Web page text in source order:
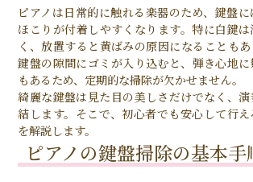
ピアノは日常的に触れる楽器のため、鍵盤に
ほこりが付着しやすくなります。特に白鍵
く、放置すると黄ばみの原因になることもあ
鍵盤の隙間にゴミが入り込むと、弾き心地
もあるため、定期的な掃除が欠かせません。
綺麗な鍵盤は見た目の美しさだけでなく、
結します。そこで、初心者でも安心して行
を解説します。
ピアノの鍵盤掃除の基本手